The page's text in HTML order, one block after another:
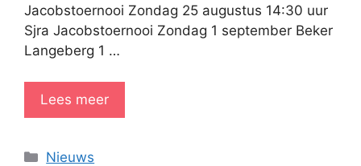
Jacobstoernooi Zondag 25 augustus 14:30 uur
Sjra Jacobstoernooi Zondag 1 september Beker
Langeberg 1 …
Lees meer
Categorieën
Nieuws